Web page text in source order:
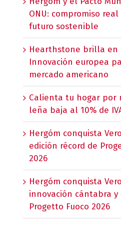
ONU: compromiso
futuro sostenible
Hearthstone brilla en
Innovación europea
mercado americano
Calienta tu hogar por
leña baja al 10% de
Hergóm conquista
edición récord de
2026
Hergóm conquista
innovación cántabra y
Progetto Fuoco 2026